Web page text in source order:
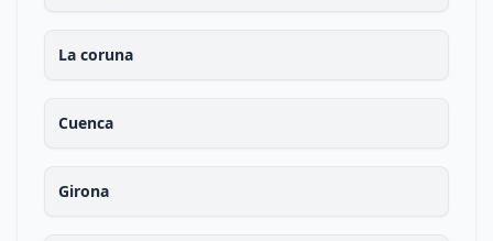
La coruna
Cuenca
Girona